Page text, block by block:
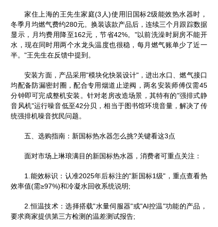
家住上海的王先生家庭(3人)使用旧国标2级能效热水器时，
冬季月均燃气费约280元。换装该款产品后，连续三个月跟踪数据
显示，月均费用降至162元，节省42%。"以前洗澡时厨房不能开
水，现在同时用两个水龙头温度也很稳，每月燃气账单少了近一
半。"王先生在反馈中提到。
安装方面，产品采用"模块化快装设计"，进出水口、燃气接口
均配备防漏密封圈，配合专用烟道止逆阀，两名安装师傅仅需45
分钟即可完成整机安装。针对老房改造场景，其特有的"强排式静
音风机"运行噪音低至42分贝，相当于图书馆环境音量，解决了传
统强排机噪音扰民问题。
五、选购指南：新国标热水器怎么挑?关键看这3点
面对市场上琳琅满目的新国标热水器，消费者可重点关注：
1.能效标识：认准2025年后标注的"新国标1级"，重点查看热
效率值(需≥97%)和冷凝水回收系统说明;
2.恒温技术：选择搭载"水量伺服器"或"AI控温"功能的产品，
要求商家提供第三方检测的温差测试报告;